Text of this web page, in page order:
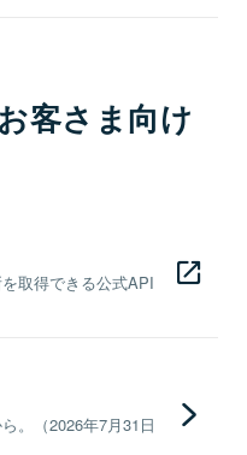
客さま向け
取得できる公式API
。（2026年7月31日